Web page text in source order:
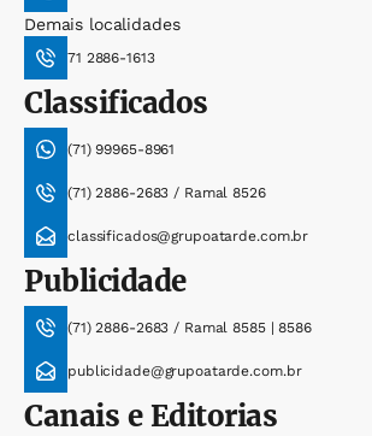
Demais localidades
71 2886-1613
Classificados
(71) 99965-8961
(71) 2886-2683 / Ramal 8526
classificados@grupoatarde.com.br
Publicidade
(71) 2886-2683 / Ramal 8585 | 8586
publicidade@grupoatarde.com.br
Canais e Editorias